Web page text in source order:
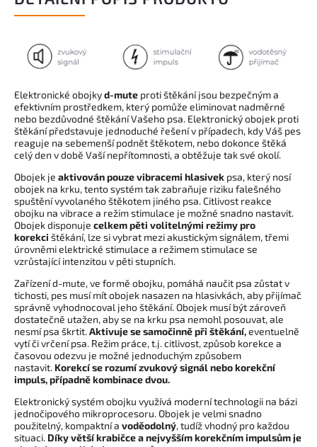
Elektronické obojkyd-mute proti štěkání jsou bezpečným a
efektivním prostředkem, který pomůže eliminovat nadměrné
nebo bezdůvodné štěkání Vašeho psa. Elektronický obojek proti
štěkání představuje jednoduché řešení v případech, kdy Váš pes
reaguje na sebemenší podnět štěkotem, nebo dokonce štěká
celý den v době Vaší nepřítomnosti, a obtěžuje tak své okolí.
Obojek je aktivován pouze vibracemi hlasivek psa, který nosí
obojek na krku, tento systém tak zabraňuje riziku falešného
spuštění vyvolaného štěkotem jiného psa. Citlivost reakce
obojku na vibrace a režim stimulace je možné snadno nastavit.
Obojek disponuje celkem pěti volitelnými režimy pro
korekci štěkání, lze si vybrat mezi akustickým signálem, třemi
úrovněmi elektrické stimulace a režimem stimulace se
vzrůstající intenzitou v pěti stupních.
Zařízení d-mute, ve formě obojku, pomáhá naučit psa zůstat v
tichosti, pes musí mít obojek nasazen na hlasivkách, aby přijímač
správně vyhodnocoval jeho štěkání. Obojek musí být zároveň
dostatečně utažen, aby se na krku psa nemohl posouvat, ale
nesmí psa škrtit.Aktivuje se samočinně při štěkání,eventuelně
vytí či vrčení psa. Režim práce, t.j. citlivost, způsob korekce a
časovou odezvu je možné jednoduchým způsobem
nastavit. Korekcí se rozumí zvukový signál nebo korekční
impuls, případně kombinace dvou.
Elektronický systém obojku využívá moderní technologii na bázi
jednočipového mikroprocesoru. Obojek je velmi snadno
použitelný, kompaktní a voděodolný, tudíž vhodný pro každou
situaci. Díky větší krabičce a nejvyšším korekčním impulsům je